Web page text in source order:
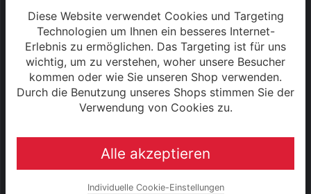
AGB & Kundeninformationen
Datenschutzerklärung
Widerrufsrecht
Cookie Einstellungen
Zahlung & Versand
Diese Website verwendet Cookies und Targeting
Technologien um Ihnen ein besseres Internet-
Erlebnis zu ermöglichen. Das Targeting ist für uns
wichtig, um zu verstehen, woher unsere Besucher
kommen oder wie Sie unseren Shop verwenden.
Durch die Benutzung unseres Shops stimmen Sie der
Verwendung von Cookies zu.
Alle akzeptieren
Individuelle Cookie-Einstellungen